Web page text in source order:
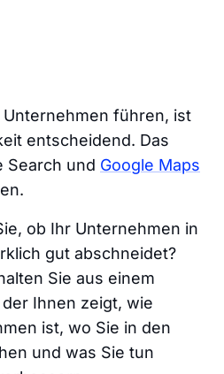
führen, ist
entscheidend. Das
Search und Google Maps
ob Ihr Unternehmen in
gut abschneidet?
Sie aus einem
Ihnen zeigt, wie
ist, wo Sie in den
und was Sie tun